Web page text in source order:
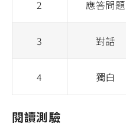
2 應答問題
3 對話
4 獨白
閱讀測驗